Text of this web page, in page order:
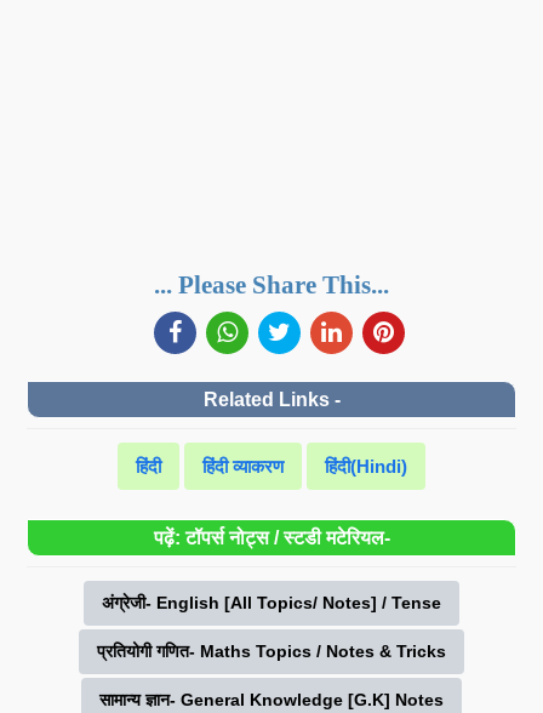
... Please Share This...
Related Links -
हिंदी हिंदी व्याकरण हिंदी(Hindi)
पढ़ें: टॉपर्स नोट्स / स्टडी मटेरियल-
अंग्रेजी- English [All Topics/ Notes] / Tense
प्रतियोगी गणित- Maths Topics / Notes & Tricks
सामान्य ज्ञान- General Knowledge [G.K] Notes